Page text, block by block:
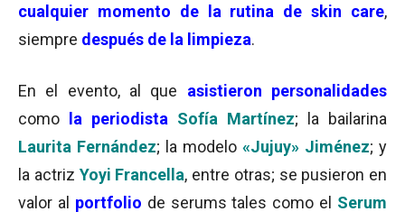
cualquier momento de la rutina de skin care,
siempre después de la limpieza.
En el evento, al que asistieron personalidades
como la periodista Sofía Martínez; la bailarina
Laurita Fernández; la modelo «Jujuy» Jiménez; y
la actriz Yoyi Francella, entre otras; se pusieron en
valor al portfolio de serums tales como el Serum